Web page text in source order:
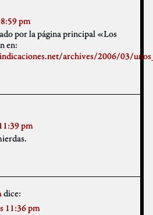
pm
por la página principal «Los
en:
archives/2006/03/
pm
dice:
11:36 pm